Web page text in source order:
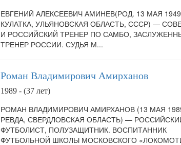
ЕВГЕНИЙ АЛЕКСЕЕВИЧ АМИНЕВ(РОД. 13 МАЯ
КУЛАТКА, УЛЬЯНОВСКАЯ ОБЛАСТЬ, СССР) —
И РОССИЙСКИЙ ТРЕНЕР ПО САМБО,
ТРЕНЕР РОССИИ. СУДЬЯ М...
Роман Владимирович Амирханов
1989 - (37 лет)
РОМАН ВЛАДИМИРОВИЧ АМИРХАНОВ (13 МАЯ
РЕВДА, СВЕРДЛОВСКАЯ ОБЛАСТЬ) —
ФУТБОЛИСТ, ПОЛУЗАЩИТНИК. ВОСПИТАННИК
ФУТБОЛЬНОЙ ШКОЛЫ МОСКОВСКОГО